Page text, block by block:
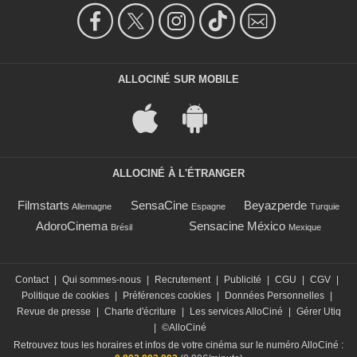
ALLOCINÉ SUR MOBILE
ALLOCINÉ À L'ÉTRANGER
Filmstarts Allemagne SensaCine Espagne Beyazperde Turquie
AdoroCinema Brésil Sensacine México Mexique
Contact Qui sommes-nous Recrutement Publicité CGU CGV
Politique de cookies
Préférences cookies Données Personnelles
Revue de presse
Charte d'écriture Les services AlloCiné
Gérer Utiq
©AlloCiné
Retrouvez tous les horaires et infos de votre cinéma sur le numéro AlloCiné :